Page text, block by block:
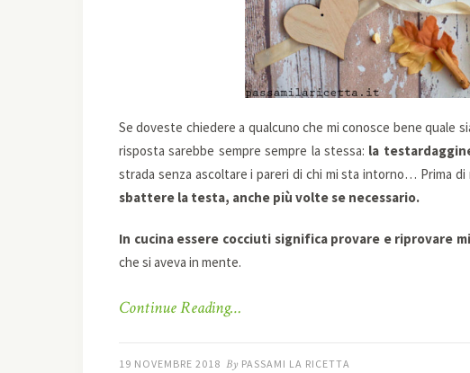
Se doveste chiedere a qualcuno che mi conosce bene quale
risposta sarebbe sempre sempre la stessa: la
strada senza ascoltare i pareri di chi mi sta intorno… Prima
sbattere la testa, anche più volte se necessario.
In cucina essere cocciuti significa provare e riprovare
che si aveva in mente.
Continue Reading…
19 NOVEMBRE 2018 By PASSAMI LA RICETTA